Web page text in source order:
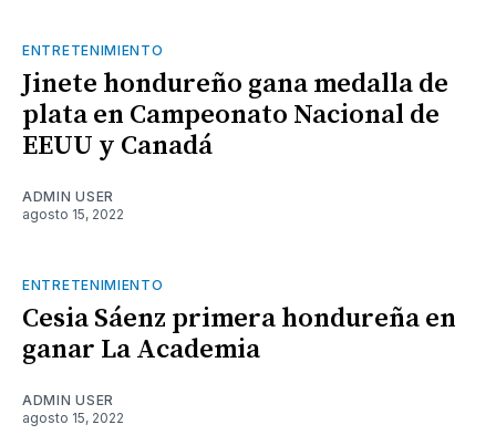
ENTRETENIMIENTO
Jinete hondureño gana medalla de
plata en Campeonato Nacional de
EEUU y Canadá
ADMIN USER
agosto 15, 2022
ENTRETENIMIENTO
Cesia Sáenz primera hondureña en
ganar La Academia
ADMIN USER
agosto 15, 2022